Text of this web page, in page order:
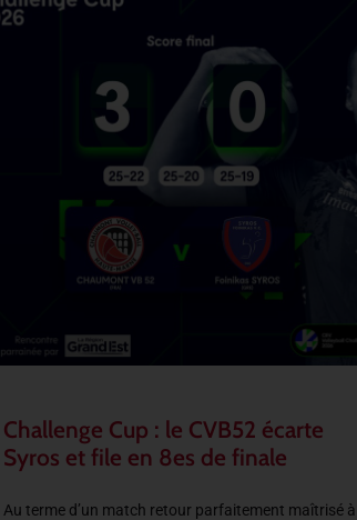
Challenge Cup : le CVB52 écarte
Syros et file en 8es de finale
Au terme d’un match retour parfaitement maîtrisé à